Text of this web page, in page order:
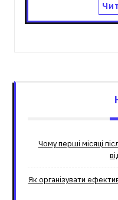
Чому перші місяці
Як організувати